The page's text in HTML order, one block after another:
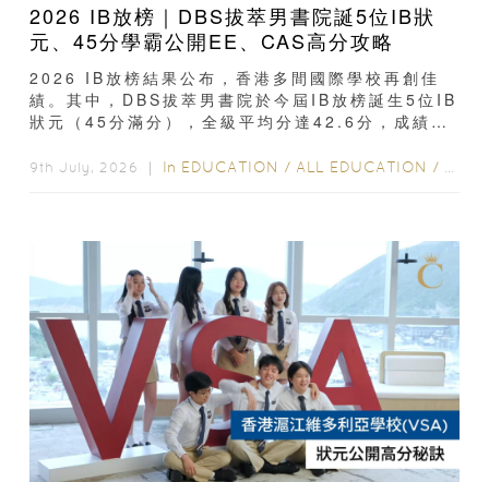
2026 IB放榜｜DBS拔萃男書院誕5位IB狀
元、45分學霸公開EE、CAS高分攻略
2026 IB放榜結果公布，香港多間國際學校再創佳
績。其中，DBS拔萃男書院於今屆IB放榜誕生5位IB
狀元（45分滿分），全級平均分達42.6分，成績再
9th July, 2026 ｜ In EDUCATION / ALL EDUCATION /